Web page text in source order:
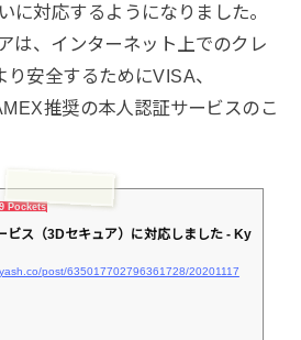
に対応するようになりました。
は、インターネット上でのクレ
安全するためにVISA、
推奨の本人認証サービスのこ
Pockets
ビス（3Dセキュア）に対応しました - Ky
post/635017702796361728/20201117